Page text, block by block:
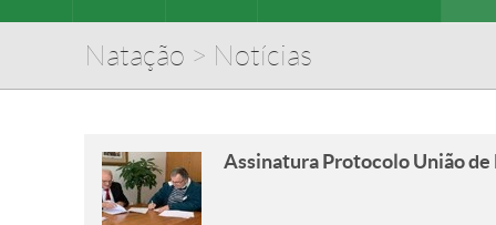
Natação > Notícias
Assinatura Protocolo União de